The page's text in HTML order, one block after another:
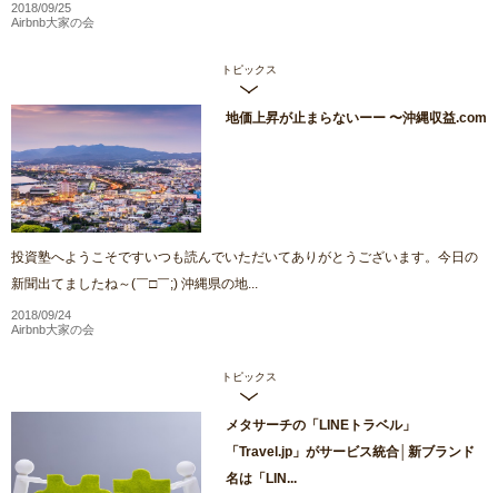
2018/09/25
Airbnb大家の会
トピックス
地価上昇が止まらないーー 〜沖縄収益.com
投資塾へようこそですいつも読んでいただいてありがとうございます。今日の
新聞出てましたね～(￣□￣;) 沖縄県の地...
2018/09/24
Airbnb大家の会
トピックス
メタサーチの「LINEトラベル」
「Travel.jp」がサービス統合│新ブランド
名は「LIN...